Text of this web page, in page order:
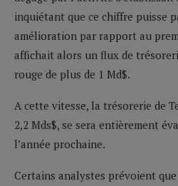
inquiétant que ce chiffre puisse
amélioration par rapport au
affichait alors un flux de
rouge de plus de 1 Md$.
A cette vitesse, la trésorerie de
2,2 Mds$, se sera entièrement
l’année prochaine.
Certains analystes prévoient